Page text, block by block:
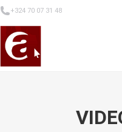
+324 70 07 31 48